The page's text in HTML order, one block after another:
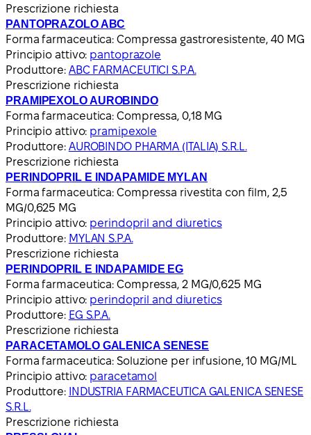
Prescrizione richiesta
PANTOPRAZOLO ABC
Forma farmaceutica: Compressa gastroresistente, 40 MG
Principio attivo: pantoprazole
Produttore: ABC FARMACEUTICI S.P.A.
Prescrizione richiesta
PRAMIPEXOLO AUROBINDO
Forma farmaceutica: Compressa, 0,18 MG
Principio attivo: pramipexole
Produttore: AUROBINDO PHARMA (ITALIA) S.R.L.
Prescrizione richiesta
PERINDOPRIL E INDAPAMIDE MYLAN
Forma farmaceutica: Compressa rivestita con film, 2,5
MG/0,625 MG
Principio attivo: perindopril and diuretics
Produttore: MYLAN S.P.A.
Prescrizione richiesta
PERINDOPRIL E INDAPAMIDE EG
Forma farmaceutica: Compressa, 2 MG/0,625 MG
Principio attivo: perindopril and diuretics
Produttore: EG S.P.A.
Prescrizione richiesta
PARACETAMOLO GALENICA SENESE
Forma farmaceutica: Soluzione per infusione, 10 MG/ML
Principio attivo: paracetamol
Produttore: INDUSTRIA FARMACEUTICA GALENICA SENESE
S.R.L.
Prescrizione richiesta